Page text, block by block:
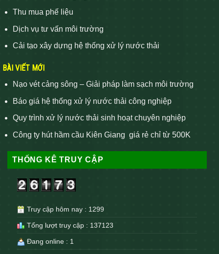
Thu mua phế liệu
Dịch vụ tư vấn môi trường
Cải tạo xây dựng hệ thống xử lý nước thải
BÀI VIẾT MỚI
Nạo vét cảng sông – Giải pháp làm sạch môi trường
Báo giá hệ thống xử lý nước thải công nghiệp
Quy trình xử lý nước thải sinh hoạt chuyên nghiệp
Công ty hút hầm cầu Kiên Giang giá rẻ chỉ từ 500K
THỐNG KÊ TRUY CẬP
Truy cập hôm nay : 1299
Tổng lượt truy cập : 137123
Đang online : 1